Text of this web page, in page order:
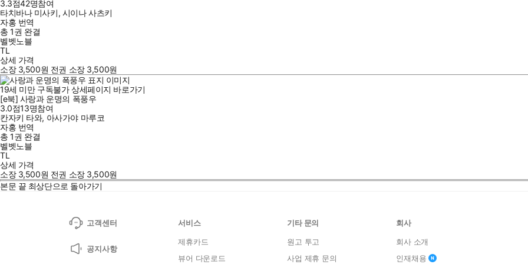
3.3점42명참여
타치바나 미사키, 시이나 사츠키
자홍 번역
총 1권 완결
벨벳노블
TL
상세 가격
소장 3,500원 전권 소장 3,500원
19세 미만 구독불가 상세페이지 바로가기
[e북] 사랑과 운명의 폭풍우
3.0점13명참여
칸자키 타와, 아사가야 마루코
자홍 번역
총 1권 완결
벨벳노블
TL
상세 가격
소장 3,500원 전권 소장 3,500원
본문 끝 최상단으로 돌아가기
고객센터
공지사항
서비스
제휴카드
뷰어 다운로드
기타 문의
원고 투고
사업 제휴 문의
회사
회사 소개
인재채용